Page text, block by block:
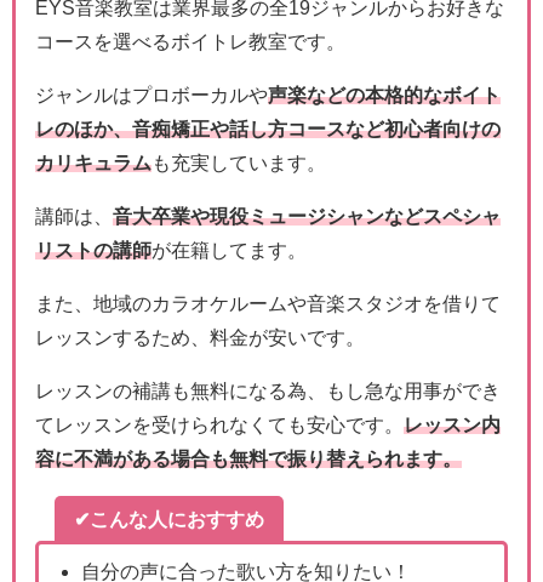
EYS音楽教室は業界最多の全19ジャンルからお好きな
コースを選べるボイトレ教室です。
ジャンルはプロボーカルや声楽などの本格的なボイト
レのほか、音痴矯正や話し方コースなど初心者向けの
カリキュラムも充実しています。
講師は、 音大卒業や現役ミュージシャンなどスペシャ
リストの講師が在籍してます。
また、地域のカラオケルームや音楽スタジオを借りて
レッスンするため、料金が安いです。
レッスンの補講も無料になる為、もし急な用事ができ
てレッスンを受けられなくても安心です。 レッスン内
容に不満がある場合も無料で振り替えられます。
✔こんな人におすすめ
自分の声に合った歌い方を知りたい！